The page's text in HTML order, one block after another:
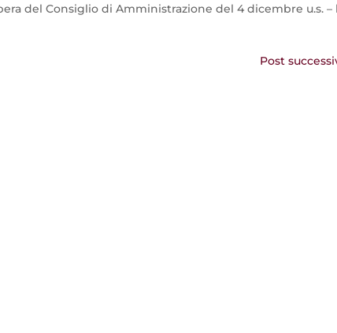
del Consiglio di Amministrazione del 4 dicembre u.s. –
Post